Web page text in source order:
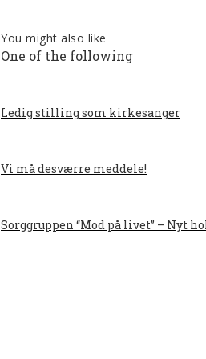
You might also like
One of the following
Ledig stilling som kirkesanger
Vi må desværre meddele!
Sorggruppen “Mod på livet” – Nyt